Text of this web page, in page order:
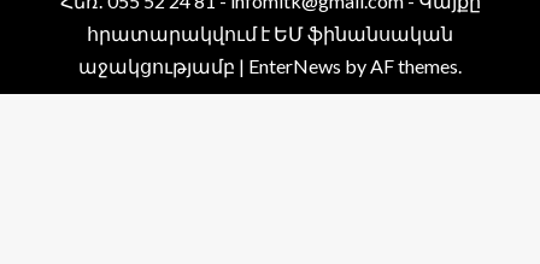
հրատարակվում է ԵՄ ֆինանսական
աջակցությամբ | EnterNews by AF themes.